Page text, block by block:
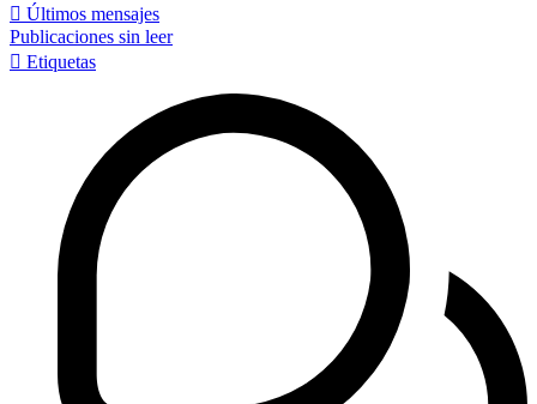
Últimos mensajes
Publicaciones sin leer
Etiquetas